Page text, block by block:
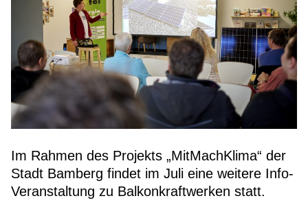
Im Rahmen des Projekts „MitMachKlima“ der
Stadt Bamberg findet im Juli eine weitere Info-
Veranstaltung zu Balkonkraftwerken statt.